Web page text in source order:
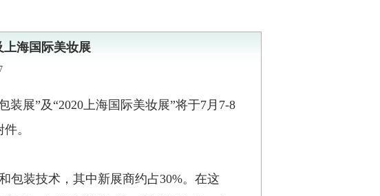
上海国际美妆展
装展”及 “2020上海国际美妆展”将于7月 7-8
。
包装技术，其中新展商约占30%。在这